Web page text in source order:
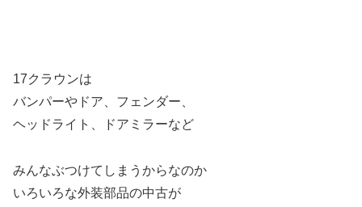
17クラウンは
バンパーやドア、フェンダー、
ヘッドライト、ドアミラーなど
みんなぶつけてしまうからなのか
いろいろな外装部品の中古が